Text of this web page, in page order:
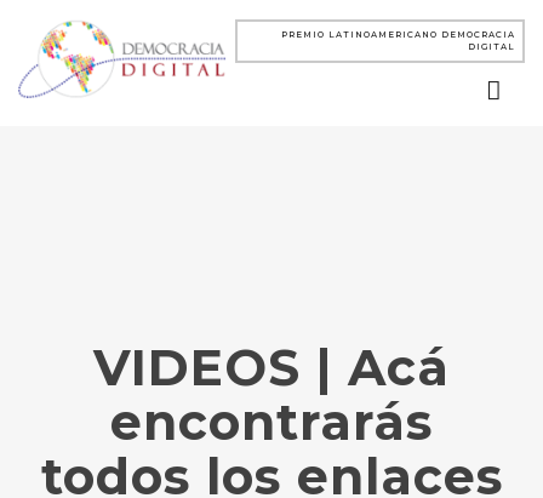
PREMIO LATINOAMERICANO DEMOCRACIA
DIGITAL
VIDEOS | Acá
encontrarás
todos los enlaces